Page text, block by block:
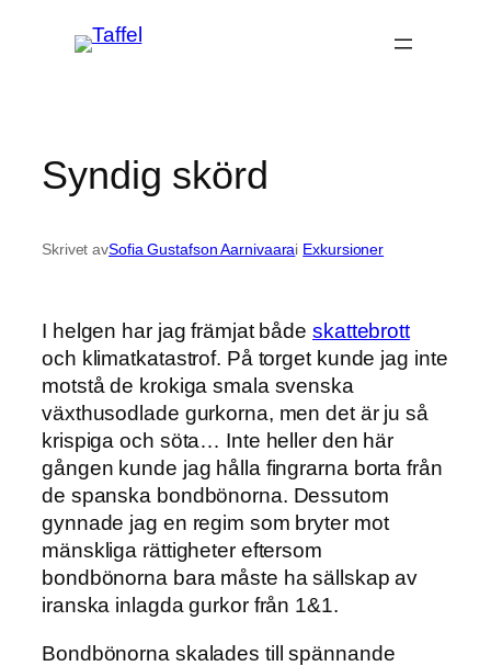
Syndig skörd
Skrivet avSofia Gustafson Aarnivaarai Exkursioner
I helgen har jag främjat både skattebrott
och klimatkatastrof. På torget kunde jag inte
motstå de krokiga smala svenska
växthusodlade gurkorna, men det är ju så
krispiga och söta… Inte heller den här
gången kunde jag hålla fingrarna borta från
de spanska bondbönorna. Dessutom
gynnade jag en regim som bryter mot
mänskliga rättigheter eftersom
bondbönorna bara måste ha sällskap av
iranska inlagda gurkor från 1&1.
Bondbönorna skalades till spännande